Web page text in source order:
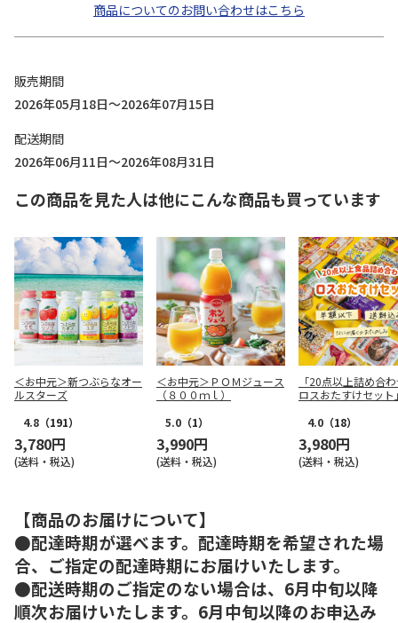
商品についてのお問い合わせはこちら
販売期間
2026年05月18日～2026年07月15日
配送期間
2026年06月11日～2026年08月31日
この商品を見た人は他にこんな商品も買っています
＜お中元＞新つぶらなオー
ルスターズ
4.8 （191）
3,780円
(送料・税込)
＜お中元＞ＰＯＭジュース
（８００ｍｌ）
5.0 （1）
3,990円
(送料・税込)
「20点以上詰め合
ロスおたすけセット
4.0 （18）
3,980円
(送料・税込)
【商品のお届けについて】
●配達時期が選べます。配達時期を希望された場
合、ご指定の配達時期にお届けいたします。
●配送時期のご指定のない場合は、6月中旬以降
順次お届けいたします。6月中旬以降のお申込み